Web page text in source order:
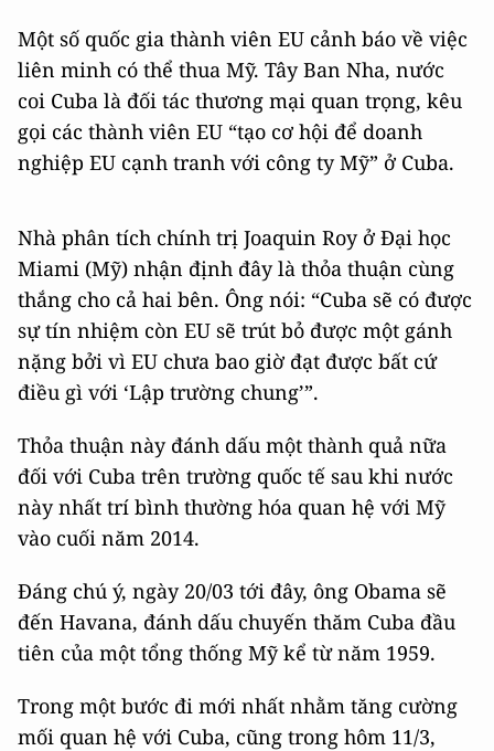
Một số quốc gia thành viên EU cảnh báo về việc
liên minh có thể thua Mỹ. Tây Ban Nha, nước
coi Cuba là đối tác thương mại quan trọng, kêu
gọi các thành viên EU “tạo cơ hội để doanh
nghiệp EU cạnh tranh với công ty Mỹ” ở Cuba.
Nhà phân tích chính trị Joaquin Roy ở Đại học
Miami (Mỹ) nhận định đây là thỏa thuận cùng
thắng cho cả hai bên. Ông nói: “Cuba sẽ có được
sự tín nhiệm còn EU sẽ trút bỏ được một gánh
nặng bởi vì EU chưa bao giờ đạt được bất cứ
điều gì với ‘Lập trường chung’”.
Thỏa thuận này đánh dấu một thành quả nữa
đối với Cuba trên trường quốc tế sau khi nước
này nhất trí bình thường hóa quan hệ với Mỹ
vào cuối năm 2014.
Đáng chú ý, ngày 20/03 tới đây, ông Obama sẽ
đến Havana, đánh dấu chuyến thăm Cuba đầu
tiên của một tổng thống Mỹ kể từ năm 1959.
Trong một bước đi mới nhất nhằm tăng cường
mối quan hệ với Cuba, cũng trong hôm 11/3,